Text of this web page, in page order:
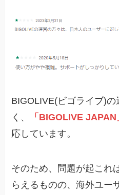
BIGOLIVE(ビゴライブ)
く、
「BIGOLIVE JAPAN
応しています。
そのため、問題が起これ
らえるものの、海外ユー